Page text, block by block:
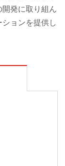
発に取り組ん
ョンを提供し